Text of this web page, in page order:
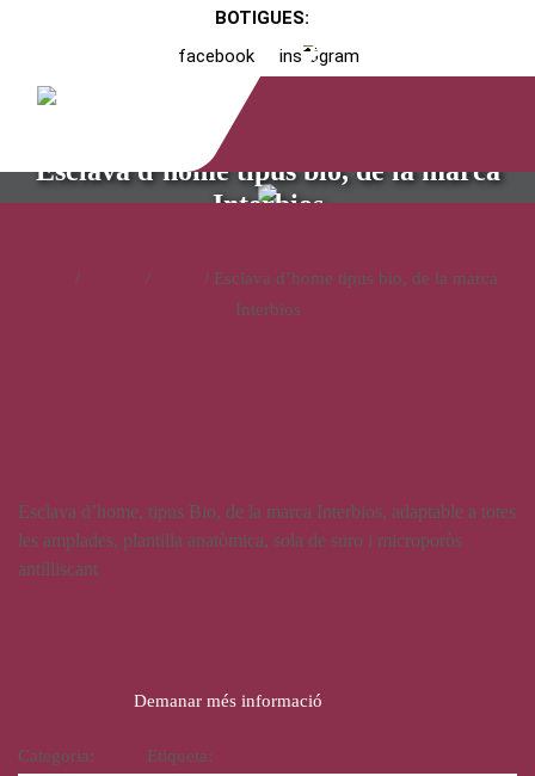
BOTIGUES:
facebook
instagram
Esclava d’home tipus bio, de la marca
Interbios
/ /
/ Esclava d’home tipus bio, de la marca
Interbios
Esclava d’home, tipus Bio, de la marca Interbios, adaptable a totes
les amplades, plantilla anatòmica, sola de suro i microporòs
antilliscant
Demanar més informació
Categoria: Etiqueta: